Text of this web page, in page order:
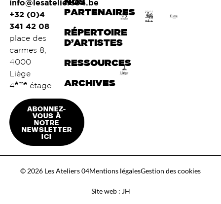
info@lesateliers04.be
+32 (0)4
341 42 08
place des
carmes 8,
4000
Liège
4èmeétage
ABONNEZ-
VOUS À
NOTRE
NEWSLETTER
ICI
PARTENAIRES
RÉPERTOIRE
D’ARTISTES
RESSOURCES
ARCHIVES
© 2026 Les Ateliers 04Mentions légalesGestion des cookies
Site web : JH